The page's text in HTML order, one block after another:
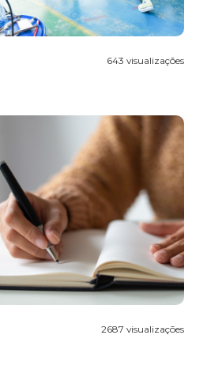
643 visualizações
2687 visualizações